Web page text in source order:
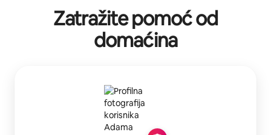
Zatražite pomoć od
domaćina